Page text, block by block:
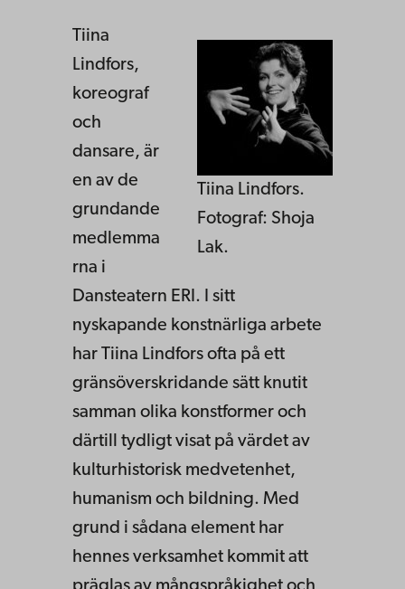
Tiina Lindfors.
Fotograf: Shoja
Lak.
Tiina
Lindfors,
koreograf
och
dansare, är
en av de
grundande
medlemma
rna i
Dansteatern ERI. I sitt
nyskapande konstnärliga arbete
har Tiina Lindfors ofta på ett
gränsöverskridande sätt knutit
samman olika konstformer och
därtill tydligt visat på värdet av
kulturhistorisk medvetenhet,
humanism och bildning. Med
grund i sådana element har
hennes verksamhet kommit att